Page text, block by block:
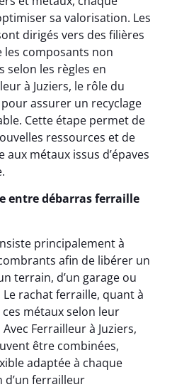
sa valorisation. Les
dirigés vers des filières
les composants non
selon les règles en
à Juziers, le rôle du
assurer un recyclage
Cette étape permet de
ressources et de
métaux issus d’épaves
entre débarras ferraille
principalement à
afin de libérer un
terrain, d’un garage ou
rachat ferraille, quant à
métaux selon leur
Ferrailleur à Juziers,
être combinées,
adaptée à chaque
d’un ferrailleur